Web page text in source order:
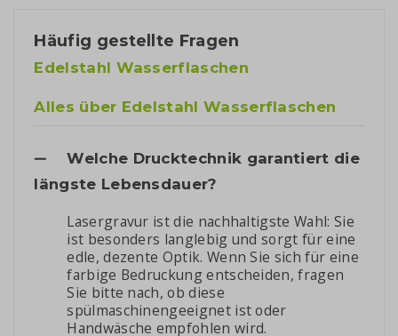
Häufig gestellte Fragen
Edelstahl Wasserflaschen
Alles über Edelstahl Wasserflaschen
Welche Drucktechnik garantiert die
längste Lebensdauer?
Lasergravur ist die nachhaltigste Wahl: Sie
ist besonders langlebig und sorgt für eine
edle, dezente Optik. Wenn Sie sich für eine
farbige Bedruckung entscheiden, fragen
Sie bitte nach, ob diese
spülmaschinengeeignet ist oder
Handwäsche empfohlen wird.